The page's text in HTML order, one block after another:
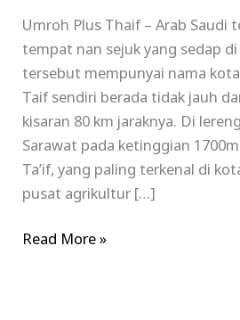
Umroh Plus Thaif – Arab Saudi
tempat nan sejuk yang sedap
tersebut mempunyai nama
Taif sendiri berada tidak jauh
kisaran 80 km jaraknya. Di
Sarawat pada ketinggian
Ta’if, yang paling terkenal di
pusat agrikultur […]
Read More »